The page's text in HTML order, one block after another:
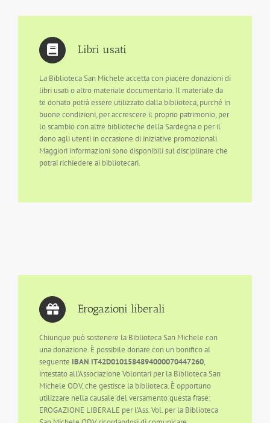
Libri usati
La Biblioteca San Michele accetta con piacere donazioni di
libri usati o altro materiale documentario. Il materiale da
te donato potrà essere utilizzato dalla biblioteca, purché in
buone condizioni, per accrescere il proprio patrimonio, per
lo scambio con altre biblioteche della Sardegna o per il
dono agli utenti in occasione di iniziative promozionali.
Maggiori informazioni sono disponibili sul disciplinare che
potrai richiedere ai bibliotecari.
Erogazioni liberali
Chiunque può sostenere la Biblioteca San Michele con
una donazione. È possibile donare con un bonifico al
seguente IBAN IT42D0101584894000070447260,
intestato all’Associazione Volontari per la Biblioteca San
Michele ODV, che gestisce la biblioteca. È opportuno
utilizzare nella causale del versamento questa frase:
EROGAZIONE LIBERALE per l’Ass. Vol. per la Biblioteca